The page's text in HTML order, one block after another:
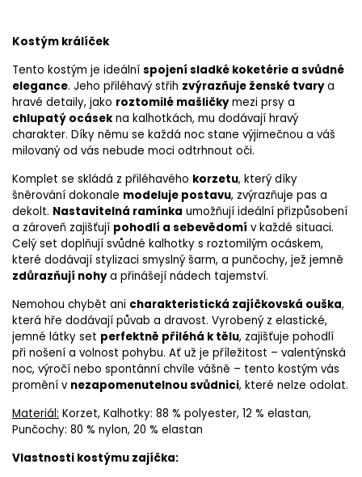
Kostým králíček
Tento kostým je ideální spojení sladké koketérie a svůdné
elegance. Jeho přiléhavý střih zvýrazňuje ženské tvarya
hravé detaily, jako roztomilé mašličkymezi prsy a
chlupatý ocásekna kalhotkách, mu dodávají hravý
charakter. Díky němu se každá noc stane výjimečnou a váš
milovaný od vás nebude moci odtrhnout oči.
Komplet se skládá z přiléhavého korzetu, který díky
šněrování dokonale modeluje postavu, zvýrazňuje pas a
dekolt. Nastavitelná ramínka umožňují ideální přizpůsobení
a zároveň zajišťují pohodlí a sebevědomí v každé situaci.
Celý set doplňují svůdné kalhotky s roztomilým ocáskem,
které dodávají stylizaci smyslný šarm, a punčochy, jež jemně
zdůrazňují nohya přinášejí nádech tajemství.
Nemohou chybět ani charakteristická zajíčkovská ouška,
která hře dodávají půvab a dravost. Vyrobený z elastické,
jemné látky set perfektně přiléhá k tělu, zajišťuje pohodlí
při nošení a volnost pohybu. Ať už je příležitost – valentýnská
noc, výročí nebo spontánní chvíle vášně – tento kostým vás
promění v nezapomenutelnou svůdnici, které nelze odolat.
Materiál: Korzet, Kalhotky: 88 % polyester, 12 % elastan,
Punčochy: 80 % nylon, 20 % elastan
Vlastnosti kostýmu zajíčka: